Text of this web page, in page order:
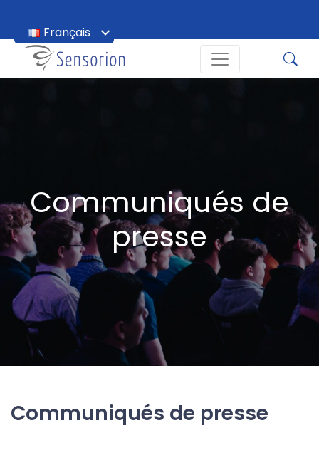
Français
English
Communiqués de
presse
Communiqués de presse